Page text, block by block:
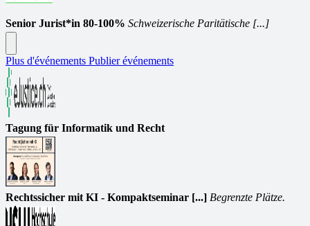
Senior Jurist*in 80-100% Schweizerische Paritätische [...]
Plus d'événements Publier événements
Tagung für Informatik und Recht
Rechtssicher mit KI - Kompaktseminar [...] Begrenzte Plätze.